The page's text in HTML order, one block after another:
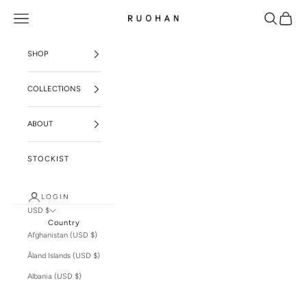
RUOHAN
Open navigation menu OpenOpen
SHOP
COLLECTIONS
ABOUT
STOCKIST
LOGIN
USD $
Country
Afghanistan (USD $)
Åland Islands (USD $)
Albania (USD $)